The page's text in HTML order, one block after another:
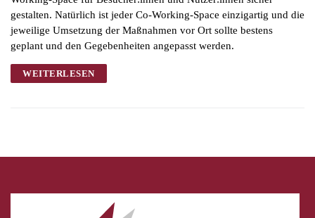
gestalten. Natürlich ist jeder Co-Working-Space einzigartig und die
jeweilige Umsetzung der Maßnahmen vor Ort sollte bestens
geplant und den Gegebenheiten angepasst werden.
WEITERLESEN